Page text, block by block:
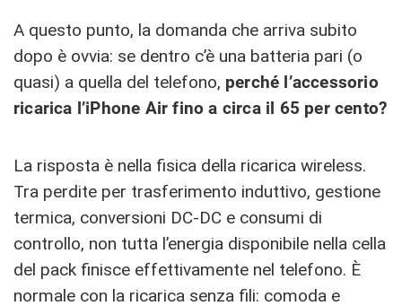
A questo punto, la domanda che arriva subito
dopo è ovvia: se dentro c’è una batteria pari (o
quasi) a quella del telefono, perché l’accessorio
ricarica l’iPhone Air fino a circa il 65 per cento?
La risposta è nella fisica della ricarica wireless.
Tra perdite per trasferimento induttivo, gestione
termica, conversioni DC-DC e consumi di
controllo, non tutta l’energia disponibile nella cella
del pack finisce effettivamente nel telefono. È
normale con la ricarica senza fili: comoda e